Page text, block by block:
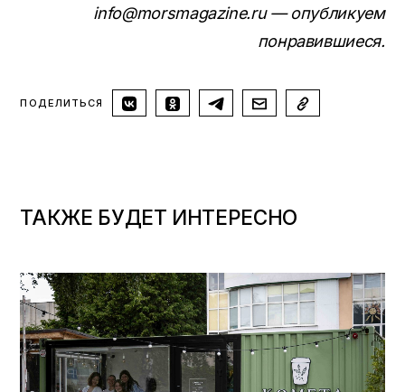
info@morsmagazine.ru — опубликуем
понравившиеся.
ПОДЕЛИТЬСЯ
ТАКЖЕ БУДЕТ ИНТЕРЕСНО